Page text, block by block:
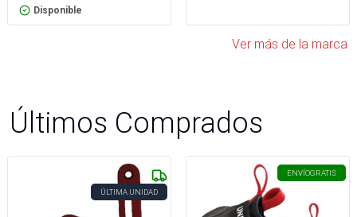
Disponible
Ver más de la marca
Últimos Comprados
ÚLTIMA UNIDAD
ENVÍOGRATIS